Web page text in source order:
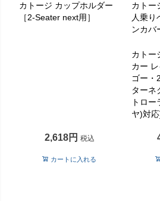
カトージ カップホルダー
［2-Seater next用］
2,618 税込
カートに入れる
カトー
人乗り
ンカバ
カトー
カー
ゴー・
ターネ
トロ
ヤ)対